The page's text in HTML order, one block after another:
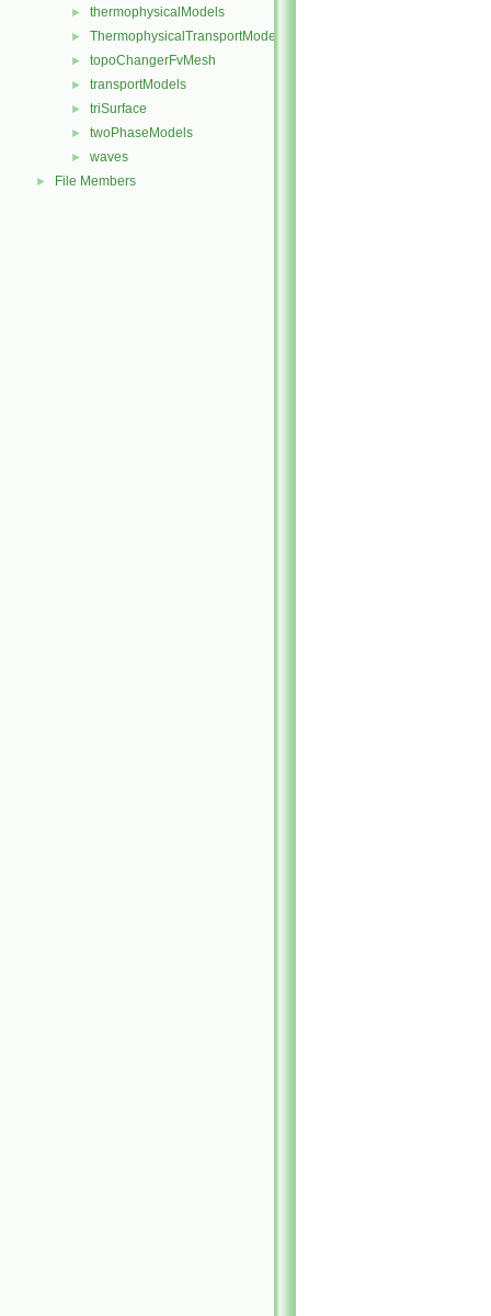
► thermophysicalModels
► ThermophysicalTransportModels
► topoChangerFvMesh
► transportModels
► triSurface
► twoPhaseModels
► waves
► File Members